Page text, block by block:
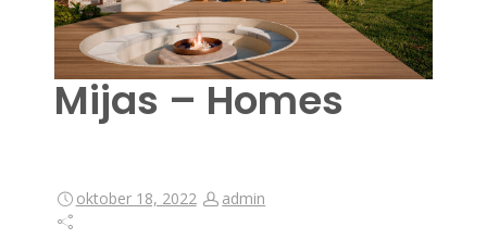
Mijas – Homes
oktober 18, 2022 admin